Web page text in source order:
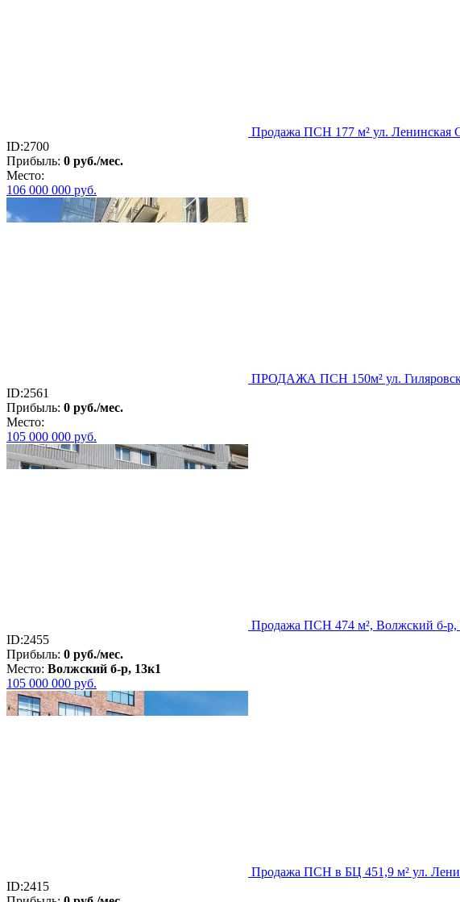
Продажа ПСН 177 м² ул. Ленинская
ID:2700
Прибыль: 0 руб./мес.
Место:
106 000 000 руб.
ПРОДАЖА ПСН 150м² ул.
ID:2561
Прибыль: 0 руб./мес.
Место:
105 000 000 руб.
Продажа ПСН 474 м², Волжский б-р,
ID:2455
Прибыль: 0 руб./мес.
Место: Волжский б-р, 13к1
105 000 000 руб.
Продажа ПСН в БЦ 451,9 м² ул.
ID:2415